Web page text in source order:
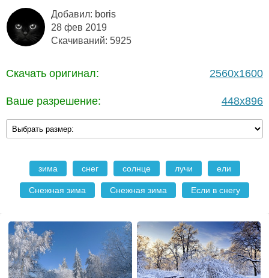
Добавил: boris
28 фев 2019
Скачиваний: 5925
Скачать оригинал: 2560x1600
Ваше разрешение: 448x896
зима снег солнце лучи ели
Снежная зима Снежная зима Если в снегу